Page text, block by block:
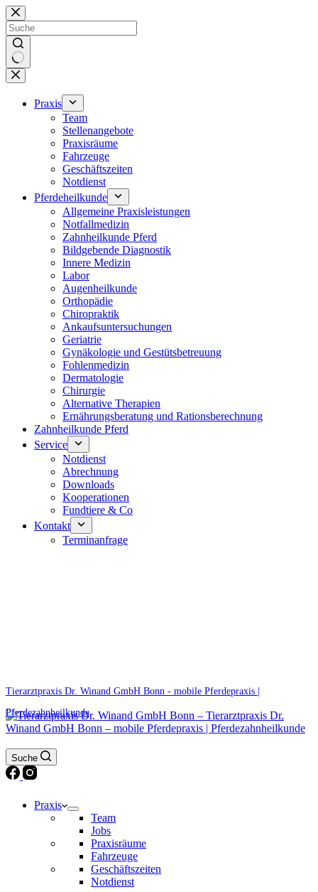
Zum
Inhalt
springen
Keine
Ergebnisse
Praxis
Team
Stellenangebote
Praxisräume
Fahrzeuge
Geschäftszeiten
Notdienst
Pferdeheilkunde
Allgemeine Praxisleistungen
Notfallmedizin
Zahnheilkunde Pferd
Bildgebende Diagnostik
Innere Medizin
Labor
Augenheilkunde
Orthopädie
Chiropraktik
Ankaufsuntersuchungen
Geriatrie
Gynäkologie und Gestütsbetreuung
Fohlenmedizin
Dermatologie
Chirurgie
Alternative Therapien
Ernährungsberatung und Rationsberechnung
Zahnheilkunde Pferd
Service
Notdienst
Abrechnung
Downloads
Kooperationen
Fundtiere & Co
Kontakt
Terminanfrage
Tierarztpraxis Dr. Winand GmbH Bonn - mobile Pferdepraxis |
Pferdezahnheilkunde
Suche
Praxis
Team
Jobs
Praxisräume
Fahrzeuge
Geschäftszeiten
Notdienst